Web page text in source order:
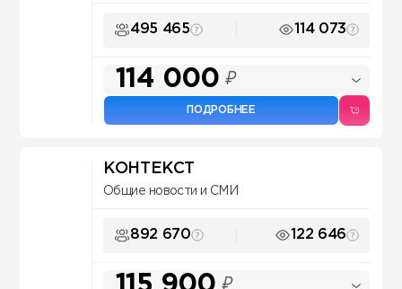
495 465 114 073
114 000 ₽
ПОДРОБНЕЕ
КОНТЕКСТ
Общие новости и СМИ
892 670 122 646
₽